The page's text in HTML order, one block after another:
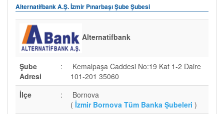
Alternatifbank A.Ş. İzmir Pınarbaşı Şube Şubesi
Alternatifbank
Şube
Adresi
:
Kemalpaşa Caddesi No:19 Kat 1-2 Daire
101-201 35060
İlçe
:
Bornova
( İzmir Bornova Tüm Banka Şubeleri )